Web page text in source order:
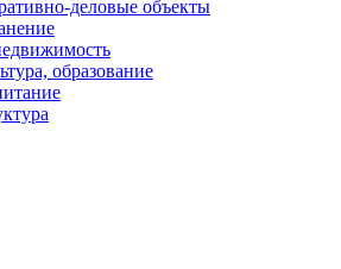
деловые объекты
образование